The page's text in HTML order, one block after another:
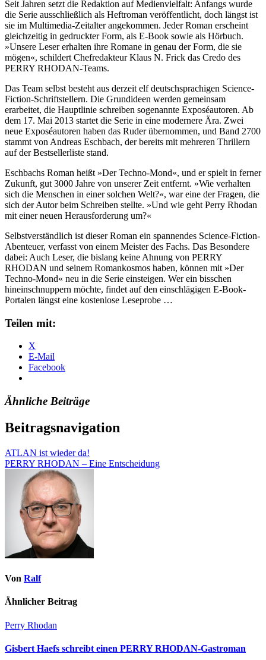
Seit Jahren setzt die Redaktion auf Medienvielfalt: Anfangs wurde
die Serie ausschließlich als Heftroman veröffentlicht, doch längst ist
sie im Multimedia-Zeitalter angekommen. Jeder Roman erscheint
gleichzeitig in gedruckter Form, als E-Book sowie als Hörbuch.
»Unsere Leser erhalten ihre Romane in genau der Form, die sie
mögen«, schildert Chefredakteur Klaus N. Frick das Credo des
PERRY RHODAN-Teams.
Das Team selbst besteht aus derzeit elf deutschsprachigen Science-
Fiction-Schriftstellern. Die Grundideen werden gemeinsam
erarbeitet, die Hauptlinie schreiben sogenannte Exposéautoren. Ab
dem 17. Mai 2013 startet die Serie in eine modernere Ära. Zwei
neue Exposéautoren haben das Ruder übernommen, und Band 2700
stammt von Andreas Eschbach, der bereits mit mehreren Thrillern
auf der Bestsellerliste stand.
Eschbachs Roman heißt »Der Techno-Mond«, und er spielt in ferner
Zukunft, gut 3000 Jahre von unserer Zeit entfernt. »Wie verhalten
sich die Menschen in einer solchen Welt?«, war eine der Fragen, die
sich der Autor beim Schreiben stellte. »Und wie geht Perry Rhodan
mit einer neuen Herausforderung um?«
Selbstverständlich ist dieser Roman ein spannendes Science-Fiction-
Abenteuer, verfasst von einem Meister des Fachs. Das Besondere
dabei: Auch Leser, die bislang keine Ahnung von PERRY
RHODAN und seinem Romankosmos haben, können mit »Der
Techno-Mond« neu in die Serie einsteigen. Wer ein bisschen
hineinschnuppern möchte, findet auf den einschlägigen E-Book-
Portalen längst eine kostenlose Leseprobe …
Teilen mit:
X
E-Mail
Facebook
Ähnliche Beiträge
Beitragsnavigation
ATLAN ist wieder da!
PERRY RHODAN – Eine Entscheidung
Von Ralf
Ähnlicher Beitrag
Perry Rhodan
Gisbert Haefs schreibt einen PERRY RHODAN-Gastroman